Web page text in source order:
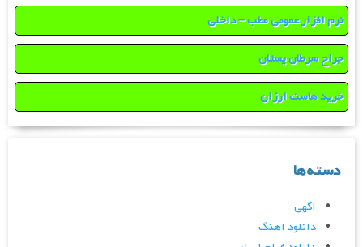
نرم افزار عمومی مطب – داخلی
جراح سرطان پستان
خرید هاست ارزان
دسته‌ها
اگهی
دانلود اهنگ